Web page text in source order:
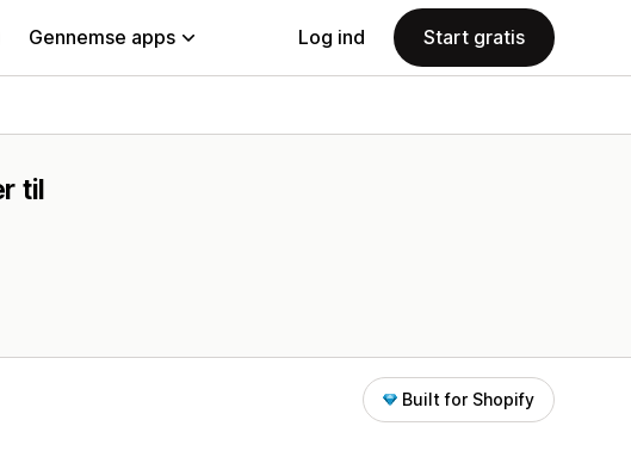
Gennemse apps Log ind Start gratis
til
Built for Shopify